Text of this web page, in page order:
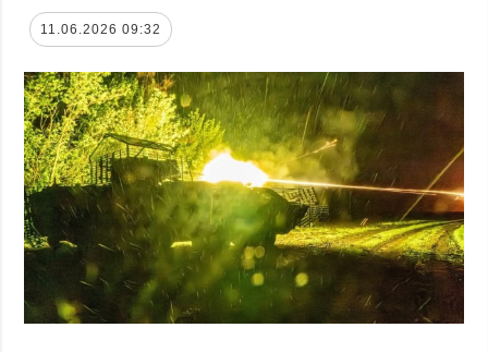
11.06.2026 09:32